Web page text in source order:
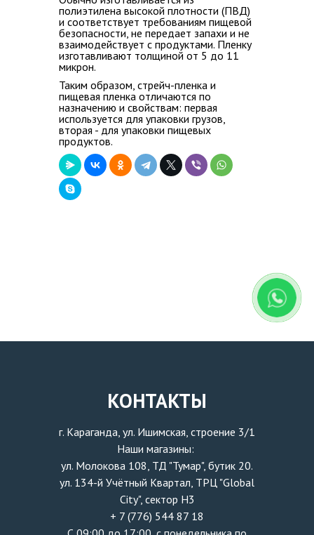
полиэтилена высокой плотности (ПВД)
и соответствует требованиям пищевой
безопасности, не передает запахи и не
взаимодействует с продуктами. Пленку
изготавливают толщиной от 5 до 11
микрон.
Таким образом, стрейч-пленка и
пищевая пленка отличаются по
назначению и свойствам: первая
используется для упаковки грузов,
вторая - для упаковки пищевых
продуктов.
КОНТАКТЫ
г. Караганда, ул. Ишимская, строение 3/1
Наши магазины:
ул. Молокова 108, ТД "Тумар", бутик 20.
ул. 134-й Учётный Квартал, ТРЦ "Global
City", сектор H3
+ 7 (776) 544 87 18